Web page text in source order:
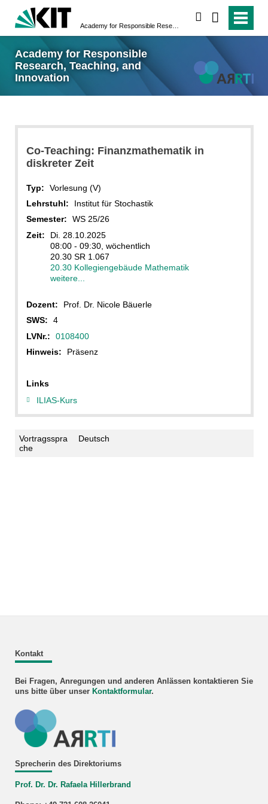
Academy for Responsible
Research, Teaching, and
Innovation
Co-Teaching: Finanzmathematik in
diskreter Zeit
Typ:
Vorlesung (V)
Lehrstuhl:
Institut für Stochastik
Semester:
WS 25/26
Zeit:
Di. 28.10.2025
08:00 - 09:30, wöchentlich
20.30 SR 1.067
20.30 Kollegiengebäude Mathematik
weitere...
Dozent:
Prof. Dr. Nicole Bäuerle
SWS:
4
LVNr.:
0108400
Hinweis:
Präsenz
Links
ILIAS-Kurs
Vortragsspra
che
Deutsch
Kontakt
Bei Fragen, Anregungen und anderen Anlässen kontaktieren Sie
uns bitte über unser Kontaktformular.
Sprecherin des Direktoriums
Prof. Dr. Dr. Rafaela Hillerbrand